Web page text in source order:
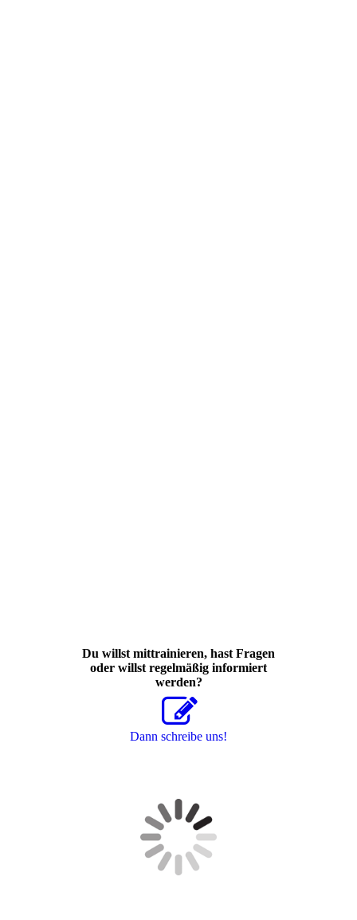
Du willst mittrainieren, hast Fragen
oder willst regelmäßig informiert
werden?
Dann schreibe uns!